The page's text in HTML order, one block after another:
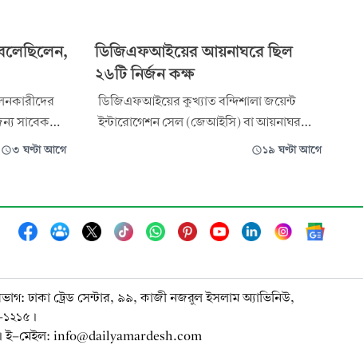
সাবেক
জুনাইদ
রেকর্ড
৩ ঘণ্টা আগে
ডিজিএফআইয়ের আয়নাঘরে ছিল
২৬টি নির্জন কক্ষ
ডিজিএফআইয়ের কুখ্যাত বন্দিশালা জয়েন্ট
ইন্টারোগেশন সেল (জেআইসি) বা আয়নাঘর
পরিদর্শন করেন আন্তর্জাতিক অপরাধ
গোলাম মর্তূজা মজুমদার এবং দুই সদস্য
বিচারপতি মো. শফিউল আলম মাহমুদ ও বিচারক
মো. মোহিতুল হক এনাম চৌধুরী।
১৯ ঘণ্টা আগে
ঢাকা ট্রেড সেন্টার, ৯৯, কাজী নজরুল ইসলাম অ্যাভিনিউ,
১২১৫।
মেইল: info@dailyamardesh.com